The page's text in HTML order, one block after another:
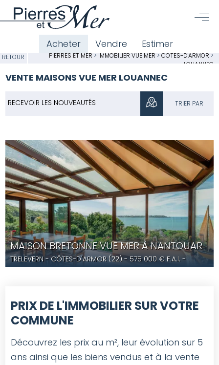
Acheter Vendre Estimer
RETOUR PIERRES ET MER > IMMOBILIER VUE MER > CÔTES-D'ARMOR >
LOUANNEC
VENTE MAISONS VUE MER LOUANNEC
TRIER PAR
RECEVOIR LES NOUVEAUTÉS
MAISON BRETONNE VUE MER À NANTOUAR
TRELEVERN- CÔTES-D'ARMOR (22) - 575 000€ F.A.I.-
YD5679
PRIX DE L'IMMOBILIER SUR VOTRE
COMMUNE
Découvrez les prix au m², leur évolution sur 5
ans ainsi que les biens vendus et à la vente